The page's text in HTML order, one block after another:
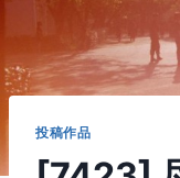
投稿作品